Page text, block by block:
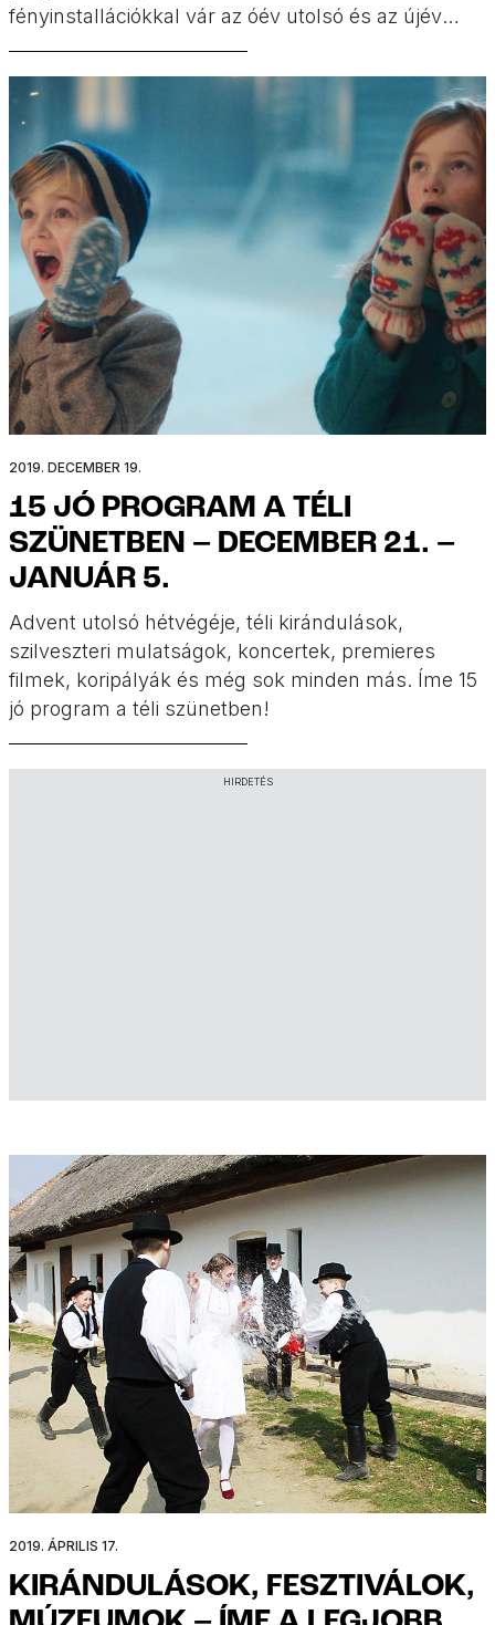
fényinstallációkkal vár az óév utolsó és az újév
válogatásában!
2019. DECEMBER 19.
15 JÓ PROGRAM A TÉLI
SZÜNETBEN – DECEMBER 21. –
JANUÁR 5.
Advent utolsó hétvégéje, téli kirándulások,
szilveszteri mulatságok, koncertek, premieres
filmek, koripályák és még sok minden más. Íme 15
jó program a téli szünetben!
HIRDETÉS
2019. ÁPRILIS 17.
KIRÁNDULÁSOK, FESZTIVÁLOK,